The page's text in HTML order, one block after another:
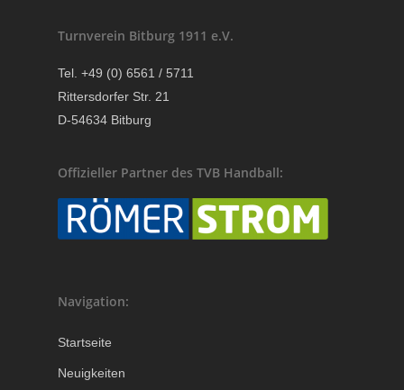
Turnverein Bitburg 1911 e.V.
Tel. +49 (0) 6561 / 5711
Rittersdorfer Str. 21
D-54634 Bitburg
Offizieller Partner des TVB Handball:
Navigation:
Startseite
Neuigkeiten